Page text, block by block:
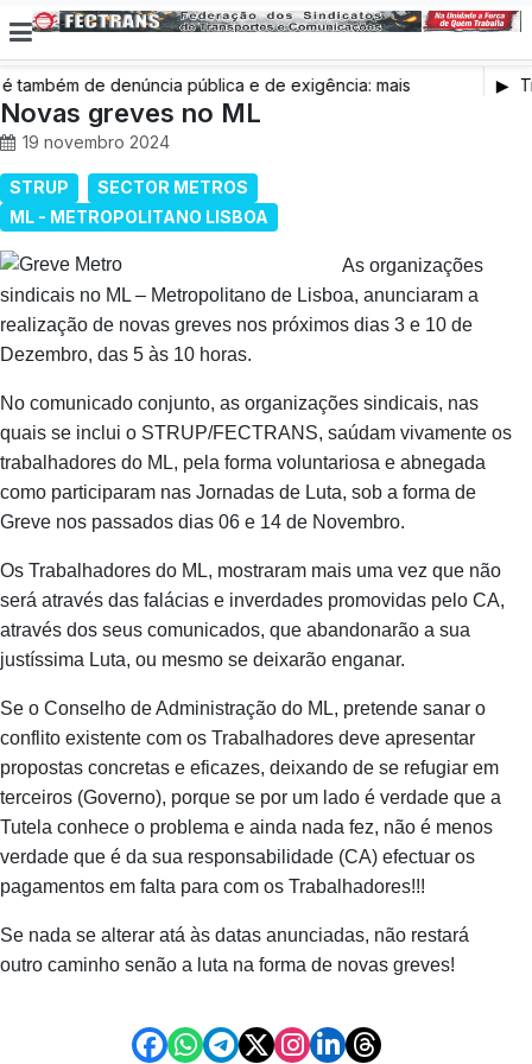
também de denúncia pública e de exigência: mais
saúde, mais condições de trabalho e mais SNS
Novas greves no ML
19 novembro 2024
STRUP
SECTOR METROS
ML - METROPOLITANO LISBOA
As organizações
sindicais no ML – Metropolitano de Lisboa, anunciaram a
realização de novas greves nos próximos dias 3 e 10 de
Dezembro, das 5 às 10 horas.
No comunicado conjunto, as organizações sindicais, nas
quais se inclui o STRUP/FECTRANS, saúdam vivamente os
trabalhadores do ML, pela forma voluntariosa e abnegada
como participaram nas Jornadas de Luta, sob a forma de
Greve nos passados dias 06 e 14 de Novembro.
Os Trabalhadores do ML, mostraram mais uma vez que não
será através das falácias e inverdades promovidas pelo CA,
através dos seus comunicados, que abandonarão a sua
justíssima Luta, ou mesmo se deixarão enganar.
Se o Conselho de Administração do ML, pretende sanar o
conflito existente com os Trabalhadores deve apresentar
propostas concretas e eficazes, deixando de se refugiar em
terceiros (Governo), porque se por um lado é verdade que a
Tutela conhece o problema e ainda nada fez, não é menos
verdade que é da sua responsabilidade (CA) efectuar os
pagamentos em falta para com os Trabalhadores!!!
Se nada se alterar atá às datas anunciadas, não restará
outro caminho senão a luta na forma de novas greves!